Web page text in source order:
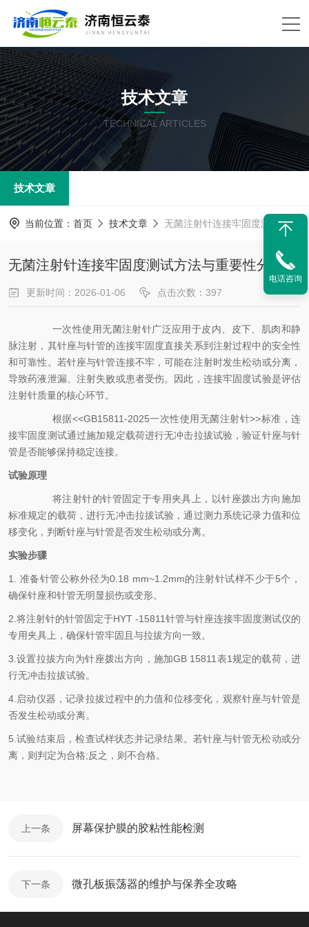
技术文章
TECHNICAL ARTICLES
技术文章
当前位置： 首页 技术文章 无菌注射针连接牢固度测试方法与重要性分析
无菌注射针连接牢固度测试方法与重要性分析
更新时间：2026-01-06 点击次数：397
一次性使用无菌注射针广泛应用于皮内、皮下、肌肉和静
脉注射，其针座与针管的连接牢固度直接关系到注射过程中的安全性
和可靠性。若针座与针管连接不牢，可能在注射时发生松动或分离，
导致药液泄漏、注射失败或患者受伤。因此，连接牢固度试验是评估
注射针质量的核心环节。
根据<<GB15811-2025一次性使用无菌注射针>>标准，连
接牢固度测试通过施加规定载荷进行无冲击拉拔试验，验证针座与针
管是否能够保持稳定连接。
试验原理
将注射针的针管固定于专用夹具上，以针座拨出方向施加
标准规定的载荷，进行无冲击拉拔试验，通过测力系统记录力值和位
移变化，判断针座与针管是否发生松动或分离。
实验步骤
1. 准备针管公称外径为0.18 mm~1.2mm的注射针试样不少于5个，
确保针座和针管无明显损伤或变形。
2.将注射针的针管固定于HYT -15811针管与针座连接牢固度测试仪的
专用夹具上，确保针管牢固且与拉拔方向一致。
3.设置拉拔方向为针座拨出方向，施加GB 15811表1规定的载荷，进
行无冲击拉拔试验。
4.启动仪器，记录拉拔过程中的力值和位移变化，观察针座与针管是
否发生松动或分离。
5.试验结束后，检查试样状态并记录结果。若针座与针管无松动或分
离，则判定为合格;反之，则不合格。
上一条 屏幕保护膜的胶粘性能检测
下一条 微孔板振荡器的维护与保养全攻略
电话咨询